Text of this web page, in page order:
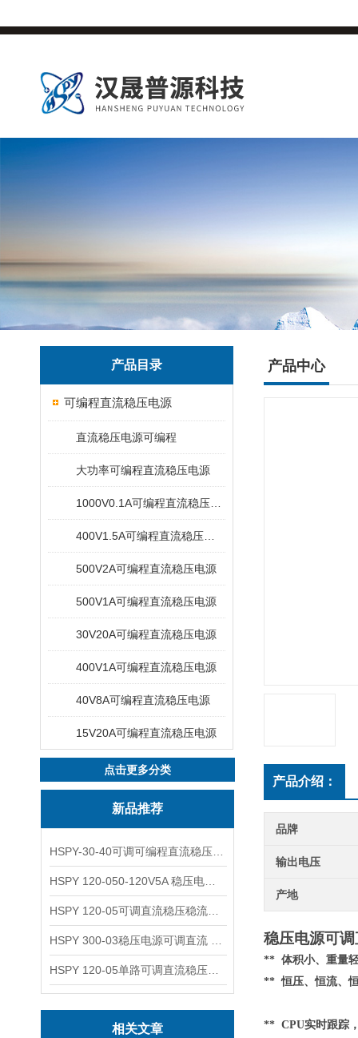
产品目录
可编程直流稳压电源
直流稳压电源可编程
大功率可编程直流稳压电源
500V2A可编程直流稳压电源
500V1A可编程直流稳压电源
30V20A可编程直流稳压电源
400V1A可编程直流稳压电源
40V8A可编程直流稳压电源
15V20A可编程直流稳压电源
点击更多分类
新品推荐
相关文章
产品中心
产品介绍：
品牌
输出电压
产地
稳压电源可
** 体积小、重量
** 恒压、恒流、
** CPU实时跟踪